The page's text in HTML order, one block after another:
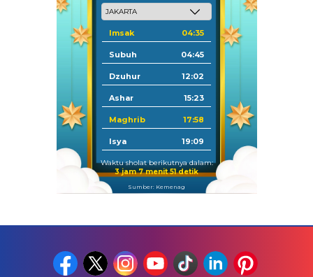
Imsak 04:35
Subuh 04:45
Dzuhur 12:02
Ashar 15:23
Maghrib 17:58
Isya 19:09
Waktu sholat berikutnya dalam:
3 jam 7 menit 51 detik
Sumber: Kemenag